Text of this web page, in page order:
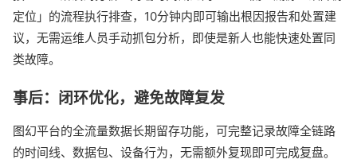
定位」的流程执行排查，10分钟内即可输出根因报告和处置建
议，无需运维人员手动抓包分析，即使是新人也能快速处置同
类故障。
事后：闭环优化，避免故障复发
图幻平台的全流量数据长期留存功能，可完整记录故障全链路
的时间线、数据包、设备行为，无需额外复现即可完成复盘。